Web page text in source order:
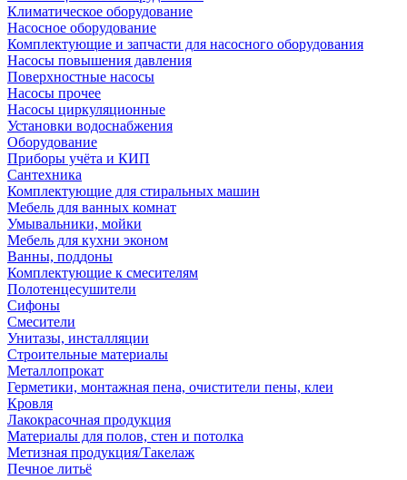
Климатическое оборудование
Насосное оборудование
Комплектующие и запчасти для насосного оборудования
Насосы повышения давления
Поверхностные насосы
Насосы прочее
Насосы циркуляционные
Установки водоснабжения
Оборудование
Приборы учёта и КИП
Сантехника
Комплектующие для стиральных машин
Мебель для ванных комнат
Умывальники, мойки
Мебель для кухни эконом
Ванны, поддоны
Комплектующие к смесителям
Полотенцесушители
Сифоны
Смесители
Унитазы, инсталляции
Строительные материалы
Металлопрокат
Герметики, монтажная пена, очистители пены, клеи
Кровля
Лакокрасочная продукция
Материалы для полов, стен и потолка
Метизная продукция/Такелаж
Печное литьё